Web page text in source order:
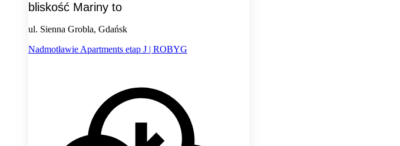
bliskość Mariny to
ul. Sienna Grobla, Gdańsk
Nadmotławie Apartments etap J | ROBYG